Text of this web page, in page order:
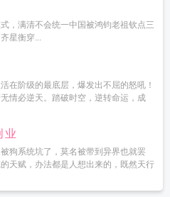
，满清不会统一中国被鸿钧老祖钦点三
星衡穿...
在阶级的最底层，爆发出不屈的怒吼！
情必逆天。踏破时空，逆转命运，成
业
狗系统坑了，莫名被带到异界也就罢
天赋，办法都是人想出来的，既然天行